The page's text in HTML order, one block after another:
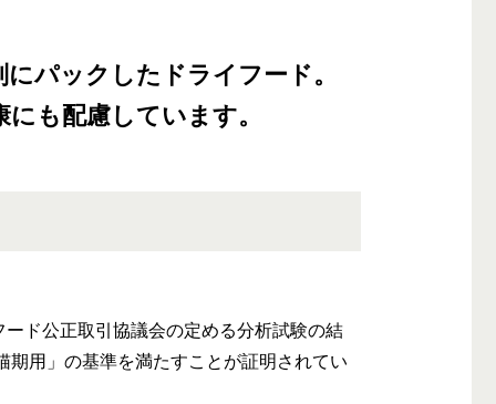
パックしたドライフード。
も配慮しています。
ド公正取引協議会の定める分析試験の結
期用」の基準を満たすことが証明されてい